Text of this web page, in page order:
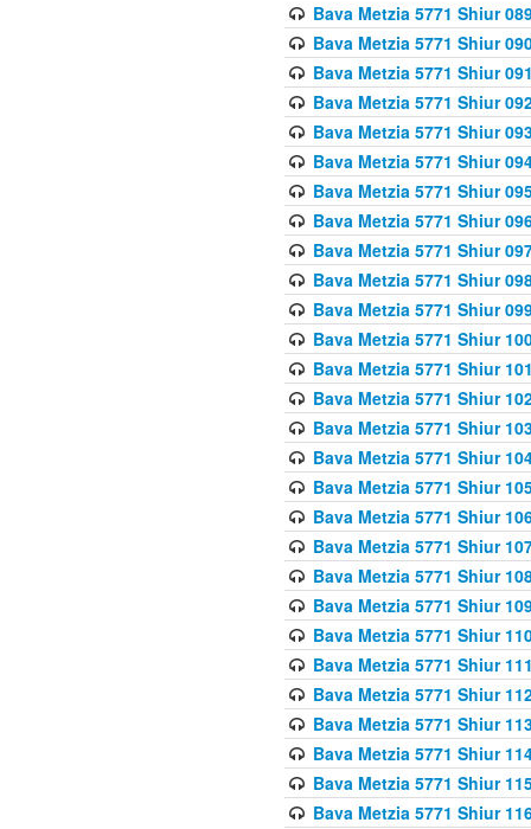
Bava Metzia 5771 Shiur
Bava Metzia 5771 Shiur
Bava Metzia 5771 Shiur
Bava Metzia 5771 Shiur
Bava Metzia 5771 Shiur
Bava Metzia 5771 Shiur
Bava Metzia 5771 Shiur
Bava Metzia 5771 Shiur
Bava Metzia 5771 Shiur
Bava Metzia 5771 Shiur
Bava Metzia 5771 Shiur
Bava Metzia 5771 Shiur
Bava Metzia 5771 Shiur
Bava Metzia 5771 Shiur
Bava Metzia 5771 Shiur
Bava Metzia 5771 Shiur
Bava Metzia 5771 Shiur
Bava Metzia 5771 Shiur
Bava Metzia 5771 Shiur
Bava Metzia 5771 Shiur
Bava Metzia 5771 Shiur
Bava Metzia 5771 Shiur
Bava Metzia 5771 Shiur
Bava Metzia 5771 Shiur
Bava Metzia 5771 Shiur
Bava Metzia 5771 Shiur
Bava Metzia 5771 Shiur
Bava Metzia 5771 Shiur